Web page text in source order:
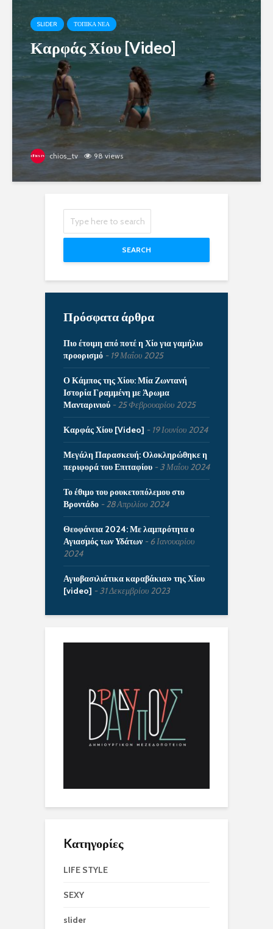
SLIDER ΤΟΠΙΚΑ ΝΕΑ
Καρφάς Χίου [Video]
chios_tv 98 views
SEARCH
Πρόσφατα άρθρα
Πιο έτοιμη από ποτέ η Χίο για γαμήλιο
προορισμό
19 Μαΐου 2025
Ο Κάμπος της Χίου: Μία Ζωντανή
Ιστορία Γραμμένη με Άρωμα
Μανταρινιού
25 Φεβρουαρίου 2025
Καρφάς Χίου [Video] 19 Ιουνίου 2024
Μεγάλη Παρασκευή: Ολοκληρώθηκε η
περιφορά του Επιταφίου
3 Μαΐου 2024
Το έθιμο του ρουκετοπόλεμου στο
Βροντάδο
28 Απριλίου 2024
Θεοφάνεια 2024: Με λαμπρότητα ο
Αγιασμός των Υδάτων
6 Ιανουαρίου
2024
Αγιοβασιλιάτικα καραβάκια» της Χίου
[video]
31 Δεκεμβρίου 2023
Kατηγορίες
LIFE STYLE
SEXY
slider